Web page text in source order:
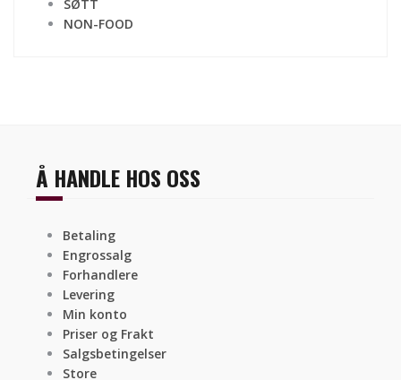
SØTT
NON-FOOD
Å HANDLE HOS OSS
Betaling
Engrossalg
Forhandlere
Levering
Min konto
Priser og Frakt
Salgsbetingelser
Store